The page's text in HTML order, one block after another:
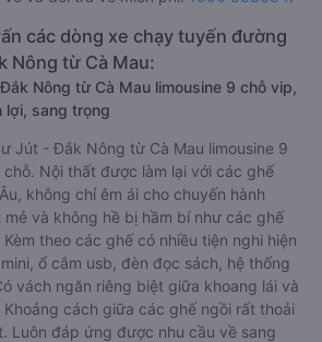
các dòng xe chạy tuyến đường
Nông từ Cà Mau:
Nông từ Cà Mau limousine 9 chỗ vip,
lợi, sang trọng
Jút - Đắk Nông từ Cà Mau limousine 9
Nội thất được làm lại với các ghế
không chỉ êm ái cho chuyến hành
và không hề bị hầm bí như các ghế
theo các ghế có nhiều tiện nghi hiện
ổ cắm usb, đèn đọc sách, hệ thống
vách ngăn riêng biệt giữa khoang lái và
cách giữa các ghế ngồi rất thoải
Luôn đáp ứng được nhu cầu về sang